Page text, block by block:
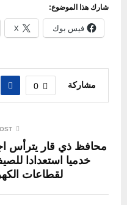
شارك هذا الموضوع:
فيس بوك X
مشاركة 0
محافظ ذي قار يترأس
خدميا استعدادا
لقطاعات